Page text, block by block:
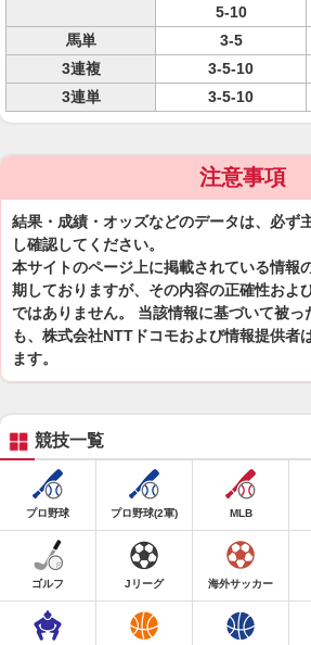
5-10
馬単
3-5
3連複
3-5-10
3連単
3-5-10
注意事項
結果・成績・オッズなどのデータは、必ず
し確認してください。
本サイトのページ上に掲載されている情報
期しておりますが、その内容の正確性およ
ではありません。 当該情報に基づいて被っ
も、株式会社NTTドコモおよび情報提供者
ます。
競技一覧
プロ野球 プロ野球(2軍) MLB
ゴルフ Jリーグ 海外サッカー